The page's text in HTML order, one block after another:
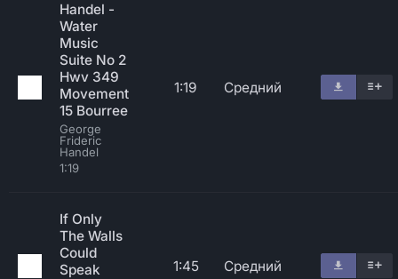
Handel -
Water
Music
Suite No 2
Hwv 349
Movement
15 Bourree
George
Frideric
Handel
1:19
1:19 Средний
If Only
The Walls
Could
Speak
1:45 Средний